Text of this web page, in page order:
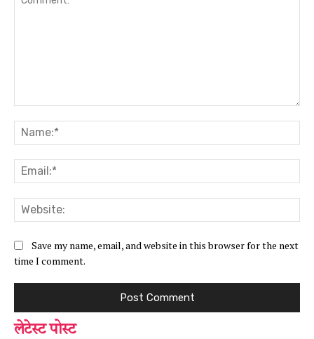
Save my name, email, and website in this browser for the next
time I comment.
लेटेस्ट पोस्ट